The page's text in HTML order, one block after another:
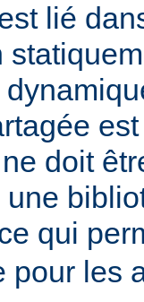
lié
doit
qui
pour les